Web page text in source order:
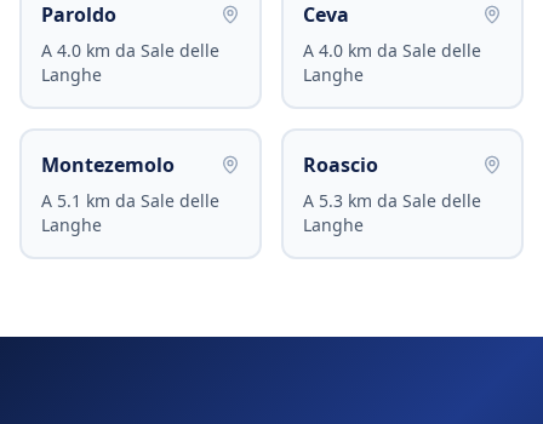
Paroldo
A 4.0 km da Sale delle
Langhe
Ceva
A 4.0 km da Sale delle
Langhe
Montezemolo
A 5.1 km da Sale delle
Langhe
Roascio
A 5.3 km da Sale delle
Langhe